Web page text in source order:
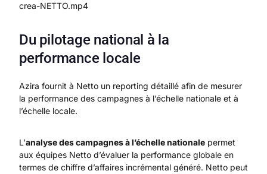
crea-NETTO.mp4
Du pilotage national à la
performance locale
Azira fournit à Netto un reporting détaillé afin de mesurer
la performance des campagnes à l’échelle nationale et à
l’échelle locale.
L’analyse des campagnes à l’échelle nationale permet
aux équipes Netto d’évaluer la performance globale en
termes de chiffre d’affaires incrémental généré. Netto peut